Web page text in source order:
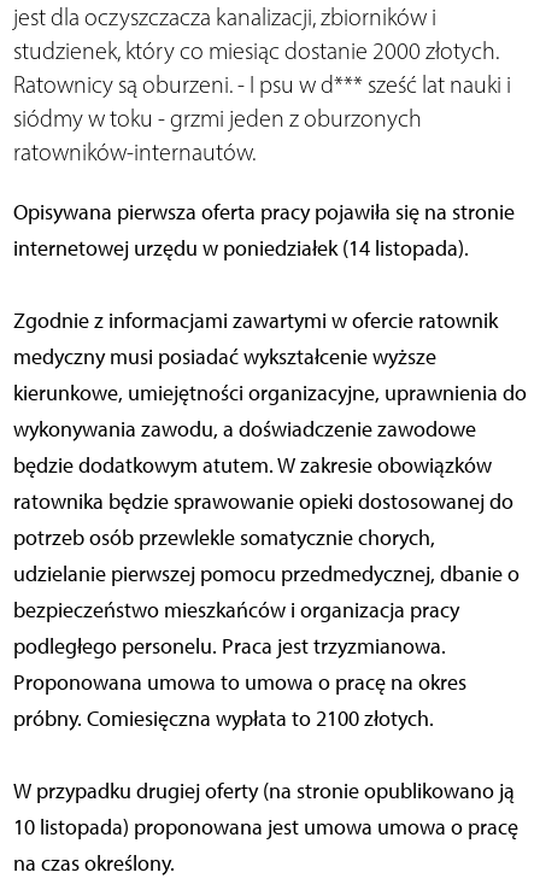
jest dla oczyszczacza kanalizacji, zbiorników i
studzienek, który co miesiąc dostanie 2000 złotych.
Ratownicy są oburzeni. - I psu w d*** sześć lat nauki i
siódmy w toku - grzmi jeden z oburzonych
ratowników-internautów.
Opisywana pierwsza oferta pracy pojawiła się na stronie
internetowej urzędu w poniedziałek (14 listopada).
Zgodnie z informacjami zawartymi w ofercie ratownik
medyczny musi posiadać wykształcenie wyższe
kierunkowe, umiejętności organizacyjne, uprawnienia do
wykonywania zawodu, a doświadczenie zawodowe
będzie dodatkowym atutem. W zakresie obowiązków
ratownika będzie sprawowanie opieki dostosowanej do
potrzeb osób przewlekle somatycznie chorych,
udzielanie pierwszej pomocu przedmedycznej, dbanie o
bezpieczeństwo mieszkańców i organizacja pracy
podległego personelu. Praca jest trzyzmianowa.
Proponowana umowa to umowa o pracę na okres
próbny. Comiesięczna wypłata to 2100 złotych.
W przypadku drugiej oferty (na stronie opublikowano ją
10 listopada) proponowana jest umowa umowa o pracę
na czas określony.